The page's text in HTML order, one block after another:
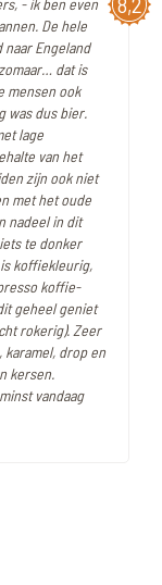
- ik ben even
De hele
Engeland
dat is
mensen ook
was dus bier.
lage
van het
zijn ook niet
met het oude
nadeel in dit
te donker
koffiekleurig,
koffie-
geheel geniet
rokerig). Zeer
karamel, drop en
kersen.
vandaag